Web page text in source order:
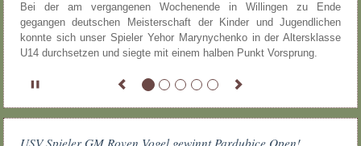
Bei der am vergangenen Wochenende in Willingen zu Ende
gegangen deutschen Meisterschaft der Kinder und Jugendlichen
konnte sich unser Spieler Yehor Marynychenko in der Altersklasse
U14 durchsetzen und siegte mit einem halben Punkt Vorsprung.
USV Spieler GM Roven Vogel gewinnt Pardubice Open!